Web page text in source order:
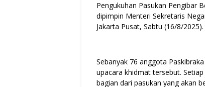
Pengukuhan Pasukan Pengibar
dipimpin Menteri Sekretaris
Jakarta Pusat, Sabtu (16/8/2025).
Sebanyak 76 anggota
upacara khidmat tersebut.
bagian dari pasukan yang akan